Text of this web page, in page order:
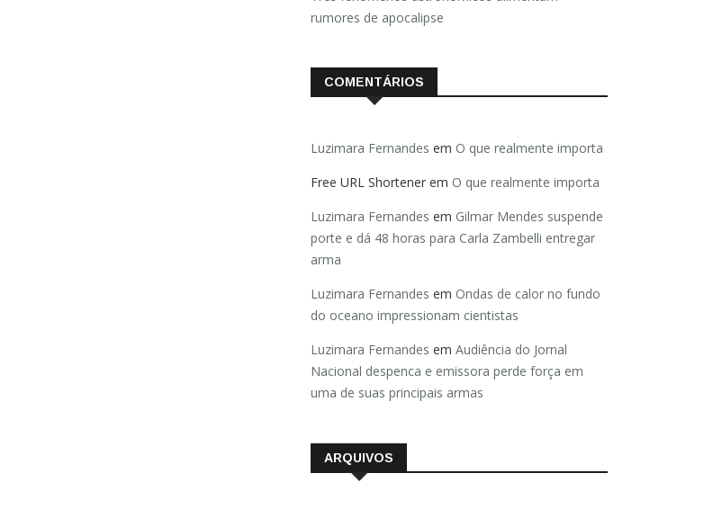
rumores de apocalipse
COMENTÁRIOS
Luzimara Fernandes em O que realmente importa
Free URL Shortener em O que realmente importa
Luzimara Fernandes em Gilmar Mendes suspende
porte e dá 48 horas para Carla Zambelli entregar
arma
Luzimara Fernandes em Ondas de calor no fundo
do oceano impressionam cientistas
Luzimara Fernandes em Audiência do Jornal
Nacional despenca e emissora perde força em
uma de suas principais armas
ARQUIVOS